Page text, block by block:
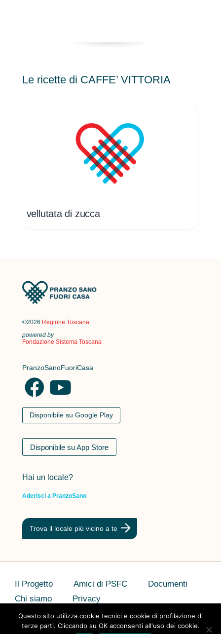
Le ricette di CAFFE’ VITTORIA
vellutata di zucca
©2026 Regione Toscana
powered by
Fondazione Sistema Toscana
PranzoSanoFuoriCasa
Disponibile su Google Play
Disponibile su App Store
Hai un locale?
Aderisci a PranzoSano
Trova il locale più vicino a te
Il Progetto Amici di PSFC
Documenti
Chi siamo
Privacy
Questo sito utilizza cookie tecnici e cookie di profilazione di
terze parti. Cliccando su OK acconsenti all'uso dei cookie.